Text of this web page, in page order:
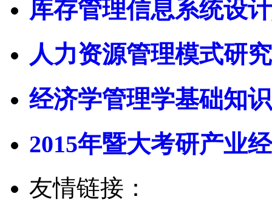
库存管理信息系统设
人力资源管理模式研
经济学管理学基础知识
2015年暨大考研产业经
友情链接：